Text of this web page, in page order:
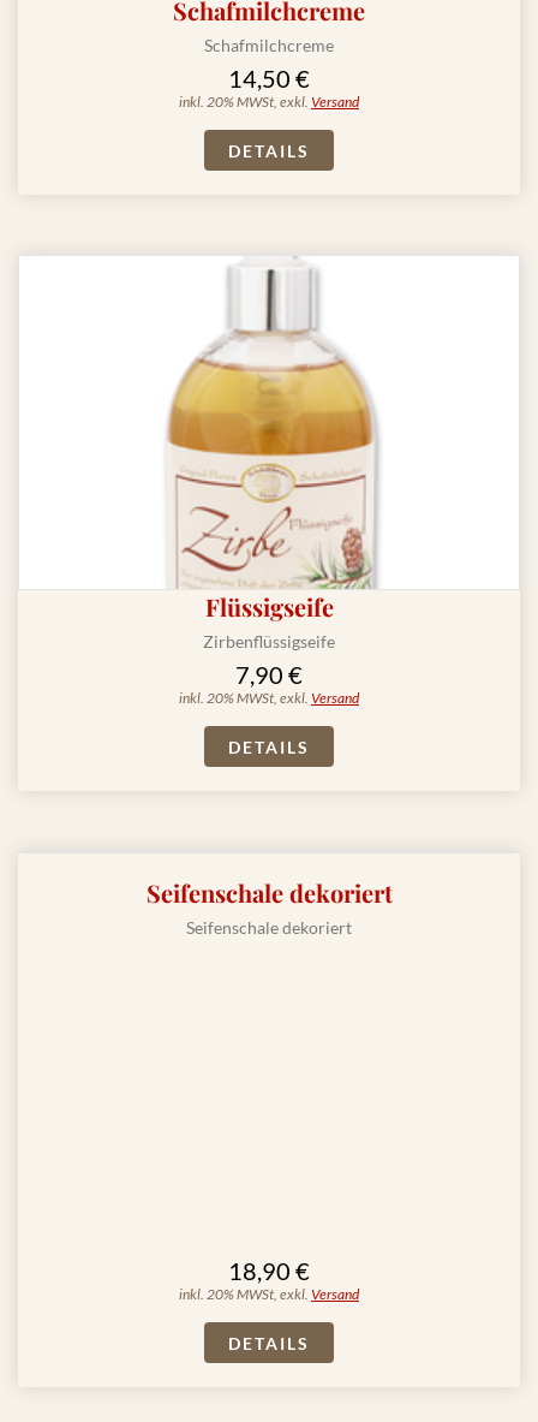
Schafmilchcreme
Schafmilchcreme
14,50 €
inkl. 20% MWSt, exkl. Versand
DETAILS
Flüssigseife
Zirbenflüssigseife
7,90 €
inkl. 20% MWSt, exkl. Versand
DETAILS
Seifenschale dekoriert
Seifenschale dekoriert
18,90 €
inkl. 20% MWSt, exkl. Versand
DETAILS